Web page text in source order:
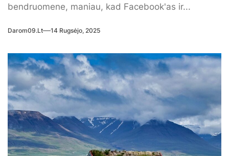
bendruomene, maniau, kad Facebook'as ir...
Darom09.lt 14 Rugsėjo, 2025